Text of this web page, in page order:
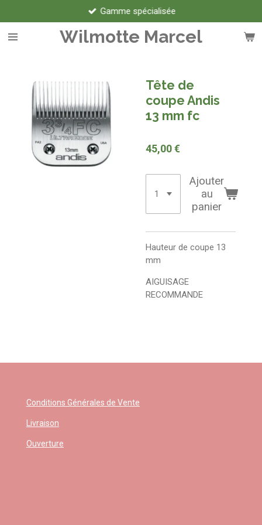
au
contenu
Wilmotte Marcel
Gamme spécialisée
Tête de
coupe Andis
13 mm fc
45,00 €
Ajouter
au
panier
Hauteur de coupe 13
mm
AIGUISAGE
RECOMMANDE
Conditions Générales de Vente
Livraison
Ouverture